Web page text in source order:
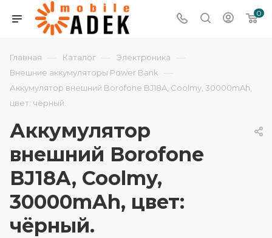
0
Главная — Каталог — Электроника —
Внешние аккумуляторы Power Bank —
Аккумулятор внешний Borofone BJ18A, Coolmy, 30000mAh,
цвет: чёрный.
Аккумулятор
внешний Borofone
BJ18A, Coolmy,
30000mAh, цвет:
чёрный.